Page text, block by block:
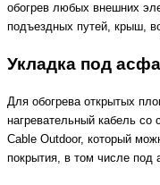
обогрев любых внешних
подъездных путей, крыш,
Укладка под
Для обогрева открытых
нагревательный кабель со
Cable Outdoor, который
покрытия, в том числе под